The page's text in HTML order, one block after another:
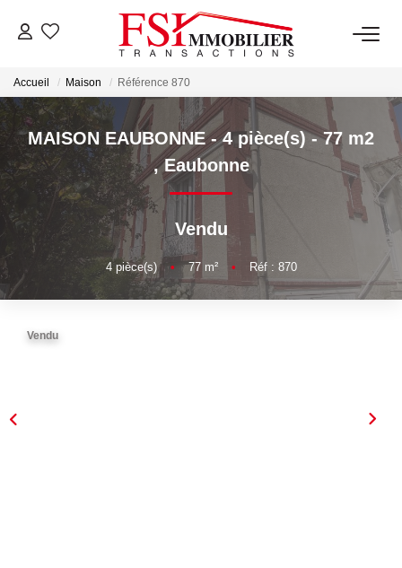
NOTRE AGENCE
Notre Équipe
VENTES
LOCATIONS
GESTION
Accueil Maison Référence 870
MAISON EAUBONNE - 4 pièce(s) - 77 m2
,Eaubonne
Vendu
4pièce(s) • 77m² • Réf : 870
Vendu